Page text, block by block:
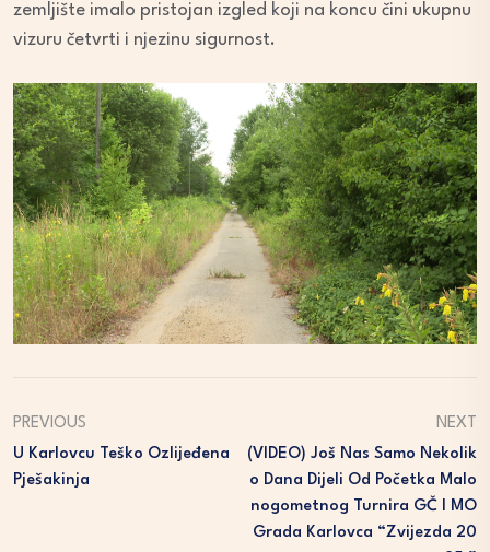
zemljište imalo pristojan izgled koji na koncu čini ukupnu
vizuru četvrti i njezinu sigurnost.
PREVIOUS
U Karlovcu Teško Ozlijeđena
Pješakinja
NEXT
(VIDEO) Još Nas Samo Nekolik
O Dana Dijeli Od Početka Malo
Nogometnog Turnira GČ I MO
Grada Karlovca “Zvijezda 20